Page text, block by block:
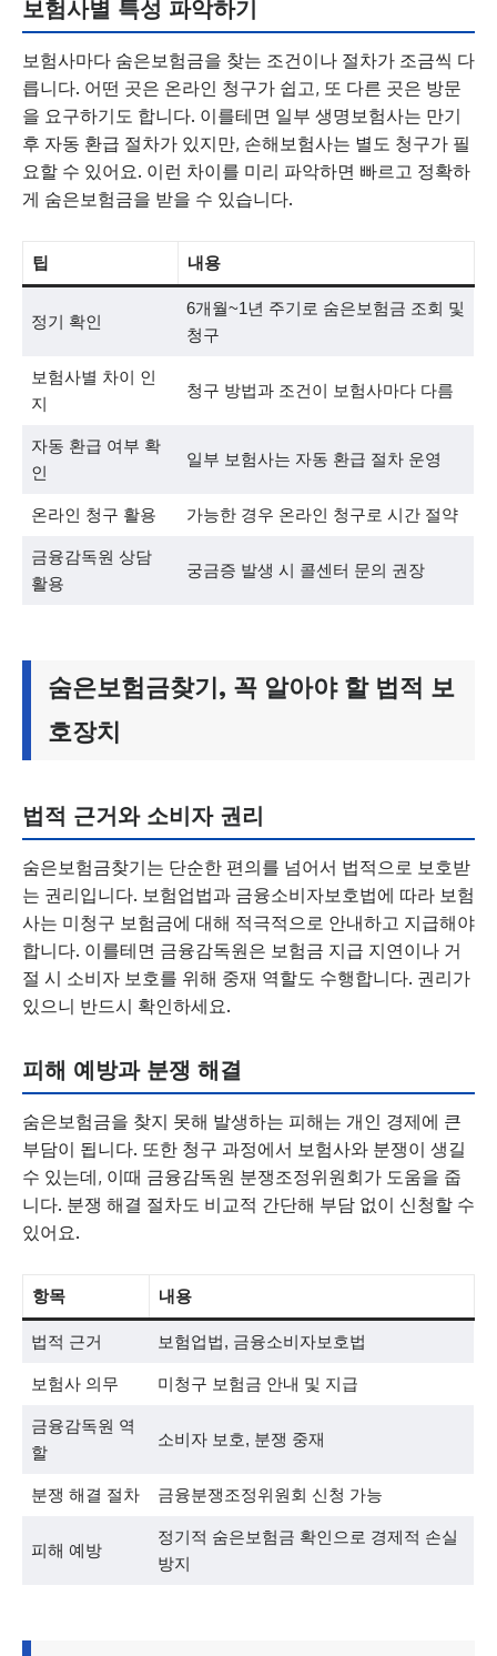
보험사별 특성 파악하기
보험사마다 숨은보험금을 찾는 조건이나 절차가 조금씩 다
릅니다. 어떤 곳은 온라인 청구가 쉽고, 또 다른 곳은 방문
을 요구하기도 합니다. 이를테면 일부 생명보험사는 만기
후 자동 환급 절차가 있지만, 손해보험사는 별도 청구가 필
요할 수 있어요. 이런 차이를 미리 파악하면 빠르고 정확하
게 숨은보험금을 받을 수 있습니다.
팁 내용
정기 확인
6개월~1년 주기로 숨은보험금 조회 및
청구
보험사별 차이 인
지
청구 방법과 조건이 보험사마다 다름
자동 환급 여부 확
인
일부 보험사는 자동 환급 절차 운영
온라인 청구 활용 가능한 경우 온라인 청구로 시간 절약
금융감독원 상담
활용
궁금증 발생 시 콜센터 문의 권장
숨은보험금찾기, 꼭 알아야 할 법적 보
호장치
법적 근거와 소비자 권리
숨은보험금찾기는 단순한 편의를 넘어서 법적으로 보호받
는 권리입니다. 보험업법과 금융소비자보호법에 따라 보험
사는 미청구 보험금에 대해 적극적으로 안내하고 지급해야
합니다. 이를테면 금융감독원은 보험금 지급 지연이나 거
절 시 소비자 보호를 위해 중재 역할도 수행합니다. 권리가
있으니 반드시 확인하세요.
피해 예방과 분쟁 해결
숨은보험금을 찾지 못해 발생하는 피해는 개인 경제에 큰
부담이 됩니다. 또한 청구 과정에서 보험사와 분쟁이 생길
수 있는데, 이때 금융감독원 분쟁조정위원회가 도움을 줍
니다. 분쟁 해결 절차도 비교적 간단해 부담 없이 신청할 수
있어요.
항목 내용
법적 근거 보험업법, 금융소비자보호법
보험사 의무 미청구 보험금 안내 및 지급
금융감독원 역
할
소비자 보호, 분쟁 중재
분쟁 해결 절차 금융분쟁조정위원회 신청 가능
피해 예방
정기적 숨은보험금 확인으로 경제적 손실
방지